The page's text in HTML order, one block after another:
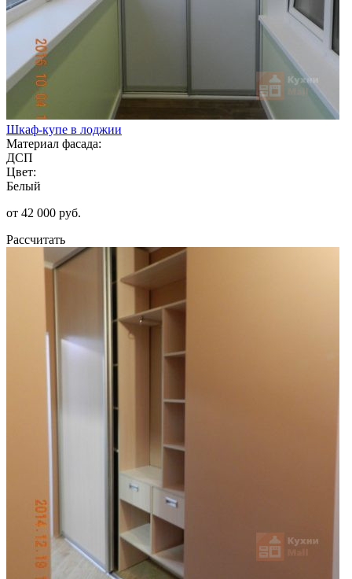
Шкаф-купе в лоджии
Материал фасада:
ДСП
Цвет:
Белый
от 42 000 руб.
Рассчитать